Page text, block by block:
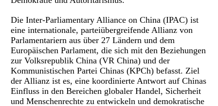
Die Inter-Parliamentary Alliance on China (IPAC) ist
eine internationale, parteiübergreifende Allianz von
Parlamentariern aus über 27 Ländern und dem
Europäischen Parlament, die sich mit den Beziehungen
zur Volksrepublik China (VR China) und der
Kommunistischen Partei Chinas (KPCh) befasst. Ziel
der Allianz ist es, eine koordinierte Antwort auf Chinas
Einfluss in den Bereichen globaler Handel, Sicherheit
und Menschenrechte zu entwickeln und demokratische